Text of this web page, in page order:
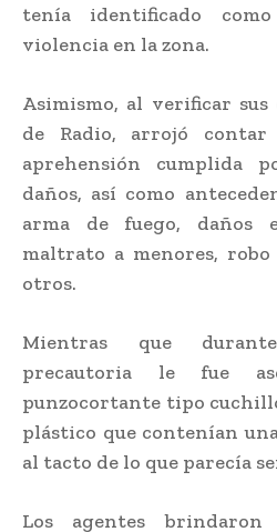
tenía identificado
violencia en la zona.
Asimismo, al verificar
de Radio, arrojó
aprehensión cumplida
daños, así como
arma de fuego, daños
maltrato a menores,
otros.
Mientras que
precautoria le fue
punzocortante tipo
plástico que contenían
al tacto de lo que parecía
Los agentes brindaron